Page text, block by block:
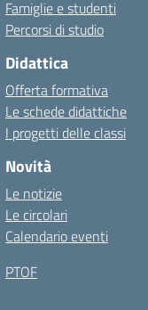
Famiglie e studenti
Percorsi di studio
Didattica
Offerta formativa
Le schede didattiche
I progetti delle classi
Novità
Le notizie
Le circolari
Calendario eventi
PTOF